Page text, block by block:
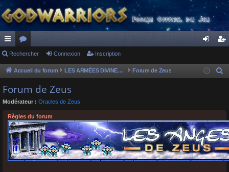
ac
co
ur
ci
or
u
s
ne cri
Rechercher Connexion Inscription
Accueil du forum LES ARMÉES DIVINES - FORUMS DE CLAN Forum de Zeus
r
c
h
e
Forum de Zeus
Modérateur : Oracles de Zeus
Règles du forum